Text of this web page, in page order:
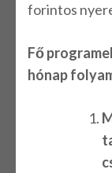
forintos
Fő
hónap